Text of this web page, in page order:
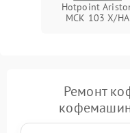
Hotpoint
MCK 103 X/HA
Ремонт